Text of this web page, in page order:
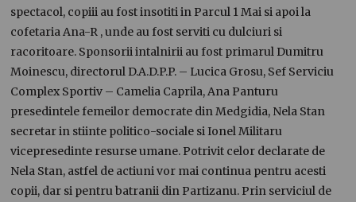
spectacol, copiii au fost insotiti in Parcul 1 Mai si apoi la
cofetaria Ana-R , unde au fost serviti cu dulciuri si
racoritoare. Sponsorii intalnirii au fost primarul Dumitru
Moinescu, directorul D.A.D.P.P. – Lucica Grosu, Sef Serviciu
Complex Sportiv – Camelia Caprila, Ana Panturu
presedintele femeilor democrate din Medgidia, Nela Stan
secretar in stiinte politico-sociale si Ionel Militaru
vicepresedinte resurse umane. Potrivit celor declarate de
Nela Stan, astfel de actiuni vor mai continua pentru acesti
copii, dar si pentru batranii din Partizanu. Prin serviciul de